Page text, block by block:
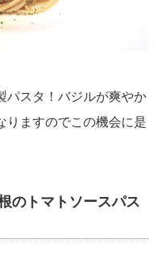
パスタ！バジルが爽やか
りますのでこの機会に是
のトマトソースパス